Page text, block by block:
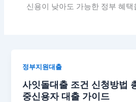
신용이 낮아도 가능한 정부 혜
정부지원대출
사잇돌대출 조건 신청방법
중신용자 대출 가이드